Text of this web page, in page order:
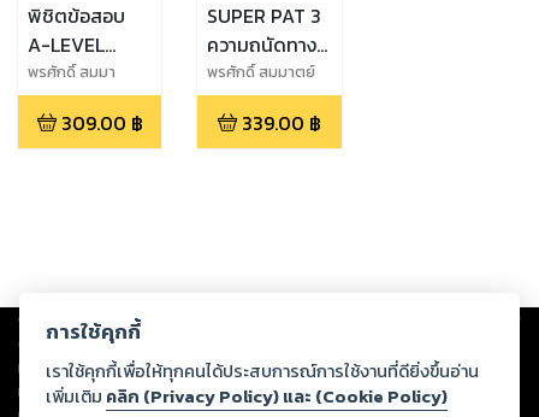
พิชิตข้อสอบ
A-LEVEL
PHY-CHEM-
BIO ฟิสิกส์ เคมี
ชีววิทยา ฉบับ
พรศักดิ์ สมมา
ตย์,วรรณพงษ์ สุทธิ
เวสน์วรากุล
309.00 ฿
SUPER PAT 3
ความถนัดทาง
วิศวกรรมศาสตร์
ฉบับสมบูรณ์
พรศักดิ์ สมมาตย์
339.00 ฿
Copyright © 2026
ต่อผลงานหรือเนื้อหาใดที่อัปโหลดผ่านเว็บไซต์และปรากฏว่าละเมิดสิทธิใน
ทรัพย์สินทางปัญญาของบุคคลอื่นหรือขัดต่อกฎหมายและศีลธรรม ดังนั้น ผู้อ่าน
ทุกท่านโปรดใช้วิจารณญาณในการกลั่นกรองด้วยตนเอง และหากท่านพบว่าส่วน
การใช้คุกกี้
เราใช้คุกกี้เพื่อให้ทุกคนได้ประสบการณ์การใช้งานที่ดียิ่งขึ้นอ่าน
เพิ่มเติม คลิก (Privacy Policy) และ (Cookie Policy)